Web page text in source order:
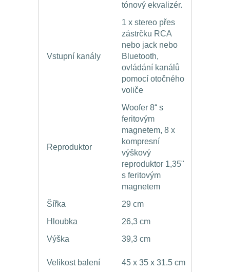
tónový ekvalizér.
Vstupní kanály
1 x stereo přes
zástrčku RCA
nebo jack nebo
Bluetooth,
ovládání kanálů
pomocí otočného
voliče
Reproduktor
Woofer 8“ s
feritovým
magnetem, 8 x
kompresní
výškový
reproduktor 1,35"
s feritovým
magnetem
Šířka
29 cm
Hloubka
26,3 cm
Výška
39,3 cm
Velikost balení 45 x 35 x 31.5 cm